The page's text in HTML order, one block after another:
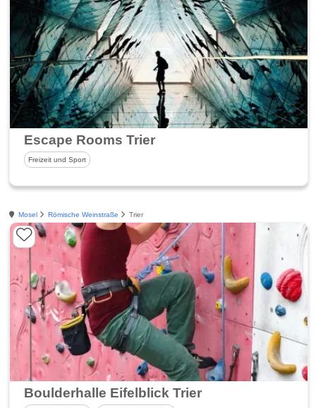
Escape Rooms Trier
Freizeit und Sport
Mosel Römische Weinstraße Trier
Boulderhalle Eifelblick Trier